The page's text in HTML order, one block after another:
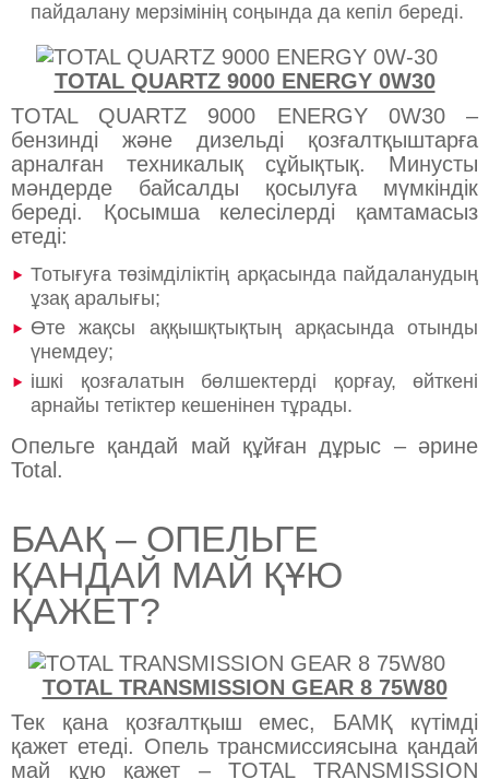
пайдалану мерзімінің соңында да кепіл береді.
TOTAL QUARTZ 9000 ENERGY 0W30
TOTAL QUARTZ 9000 ENERGY 0W30 –
бензинді және дизельді қозғалтқыштарға
арналған техникалық сұйықтық. Минусты
мәндерде байсалды қосылуға мүмкіндік
береді. Қосымша келесілерді қамтамасыз
етеді:
Тотығуға төзімділіктің арқасында пайдаланудың
ұзақ аралығы;
Өте жақсы аққышқтықтың арқасында отынды
үнемдеу;
ішкі қозғалатын бөлшектерді қорғау, өйткені
арнайы тетіктер кешенінен тұрады.
Опельге қандай май құйған дұрыс – әрине
Total.
БААҚ – ОПЕЛЬГЕ
ҚАНДАЙ МАЙ ҚҰЮ
ҚАЖЕТ?
TOTAL TRANSMISSION GEAR 8 75W80
Тек қана қозғалтқыш емес, БАМҚ күтімді
қажет етеді. Опель трансмиссиясына қандай
май құю қажет – TOTAL TRANSMISSION